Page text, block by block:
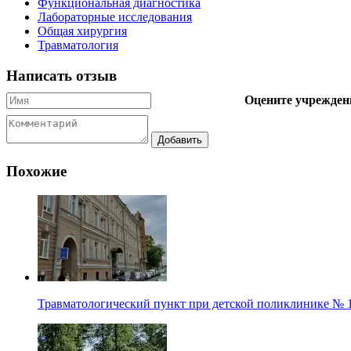
Функциональная диагностика
Лабораторные исследования
Общая хирургия
Травматология
Написать отзыв
Оцените
Похожие
Травматологический пункт при детской поликлинике №